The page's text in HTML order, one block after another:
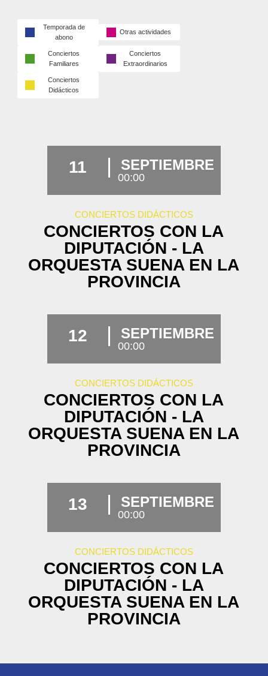
Temporada de
abono
Otras actividades
Conciertos
Familiares
Conciertos
Extraordinarios
Conciertos
Didácticos
11 SEPTIEMBRE
00:00
CONCIERTOS DIDÁCTICOS
CONCIERTOS CON LA
DIPUTACIÓN - LA
ORQUESTA SUENA EN LA
PROVINCIA
12 SEPTIEMBRE
00:00
CONCIERTOS DIDÁCTICOS
CONCIERTOS CON LA
DIPUTACIÓN - LA
ORQUESTA SUENA EN LA
PROVINCIA
13 SEPTIEMBRE
00:00
CONCIERTOS DIDÁCTICOS
CONCIERTOS CON LA
DIPUTACIÓN - LA
ORQUESTA SUENA EN LA
PROVINCIA